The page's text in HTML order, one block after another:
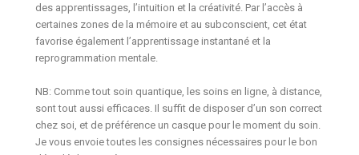
des apprentissages, l’intuition et la créativité. Par l’accès à
certaines zones de la mémoire et au subconscient, cet état
favorise également l’apprentissage instantané et la
reprogrammation mentale.
NB: Comme tout soin quantique, les soins en ligne, à distance,
sont tout aussi efficaces. Il suffit de disposer d’un son correct
chez soi, et de préférence un casque pour le moment du soin.
Je vous envoie toutes les consignes nécessaires pour le bon